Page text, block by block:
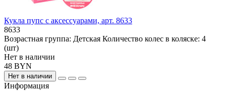
Кукла пупс с аксессуарами, арт. 8633
8633
Возрастная группа: Детская Количество колес в коляске: 4
(шт)
Нет в наличии
48 BYN
Нет в наличии
Информация